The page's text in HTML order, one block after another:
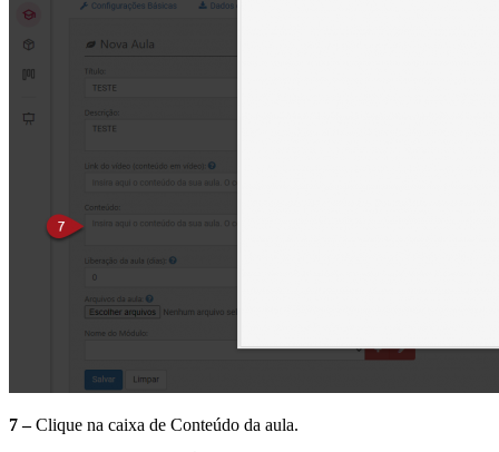
7 –Clique na caixa de Conteúdo da aula.